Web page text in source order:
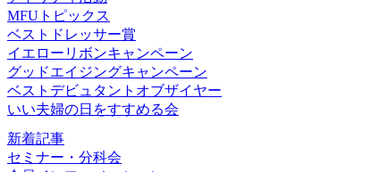
MFUトピックス
ベストドレッサー賞
イエローリボンキャンペーン
グッドエイジングキャンペーン
ベストデビュタントオブザイヤー
いい夫婦の日をすすめる会
新着記事
セミナー・分科会